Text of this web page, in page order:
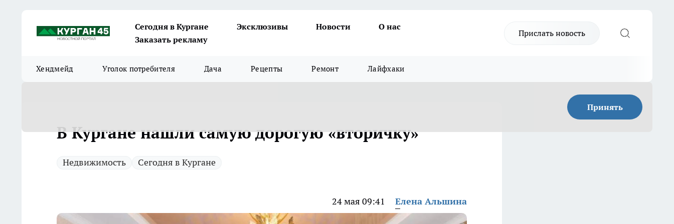
Сегодня в Кургане Эксклюзивы Новости
О нас
Заказать рекламу
Прислать новость
Хендмейд Уголок потребителя Дача Рецепты Ремонт Лайфхаки
Принять
В Кургане нашли самую дорогую «вторичку»
Недвижимость Сегодня в Кургане
24 мая 09:41 Елена Альшина